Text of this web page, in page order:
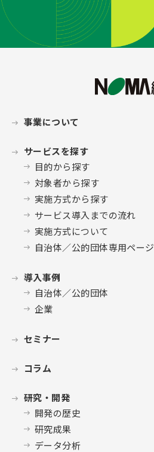
事業について
サービスを探す
目的から探す
対象者から探す
実施方式から探す
サービス導入までの流れ
実施方式について
自治体／公的団体専用ページ
導入事例
自治体／公的団体
企業
セミナー
コラム
研究・開発
開発の歴史
研究成果
データ分析